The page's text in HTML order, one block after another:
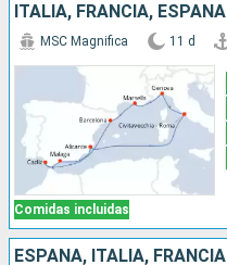
ITALIA, FRANCIA, ESPAÑA
Comidas incluidas
MSC Magnifica 11 d
ESPAÑA, ITALIA, FRANCIA